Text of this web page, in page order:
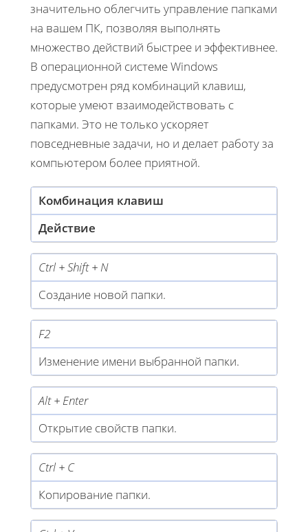
значительно облегчить управление папками
на вашем ПК, позволяя выполнять
множество действий быстрее и эффективнее.
В операционной системе Windows
предусмотрен ряд комбинаций клавиш,
которые умеют взаимодействовать с
папками. Это не только ускоряет
повседневные задачи, но и делает работу за
компьютером более приятной.
Комбинация клавиш
Действие
Ctrl + Shift + N
Создание новой папки.
F2
Изменение имени выбранной папки.
Alt + Enter
Открытие свойств папки.
Ctrl + C
Копирование папки.